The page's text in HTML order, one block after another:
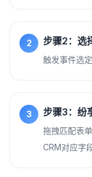
2 步骤2：选
触发事件选
3 步骤3：纷
拖拽匹配表
CRM对应字